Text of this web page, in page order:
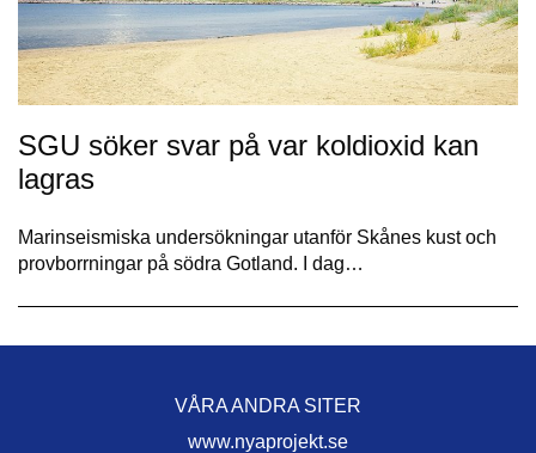
SGU söker svar på var koldioxid kan
lagras
Marinseismiska undersökningar utanför Skånes kust och
provborrningar på södra Gotland. I dag…
VÅRA ANDRA SITER
www.nyaprojekt.se